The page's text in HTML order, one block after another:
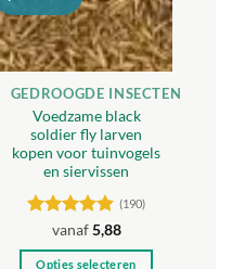
GEDROOGDE INSECTEN
Voedzame black
soldier fly larven
kopen voor tuinvogels
en siervissen
Gewaardeerd
4.84uit 5
(190)
vanaf5,88
Opties selecteren